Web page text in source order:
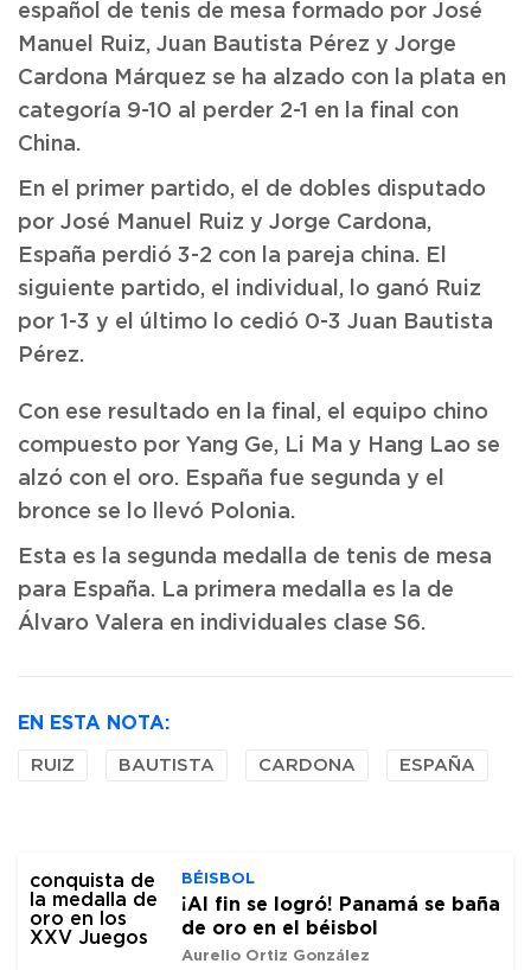
español de tenis de mesa formado por José
Manuel Ruiz, Juan Bautista Pérez y Jorge
Cardona Márquez se ha alzado con la plata en
categoría 9-10 al perder 2-1 en la final con
China.
En el primer partido, el de dobles disputado
por José Manuel Ruiz y Jorge Cardona,
España perdió 3-2 con la pareja china. El
siguiente partido, el individual, lo ganó Ruiz
por 1-3 y el último lo cedió 0-3 Juan Bautista
Pérez.
Con ese resultado en la final, el equipo chino
compuesto por Yang Ge, Li Ma y Hang Lao se
alzó con el oro. España fue segunda y el
bronce se lo llevó Polonia.
Esta es la segunda medalla de tenis de mesa
para España. La primera medalla es la de
Álvaro Valera en individuales clase S6.
EN ESTA NOTA:
RUIZ BAUTISTA CARDONA ESPAÑA
BÉISBOL
¡Al fin se logró! Panamá se baña
de oro en el béisbol
Aurelio Ortiz González